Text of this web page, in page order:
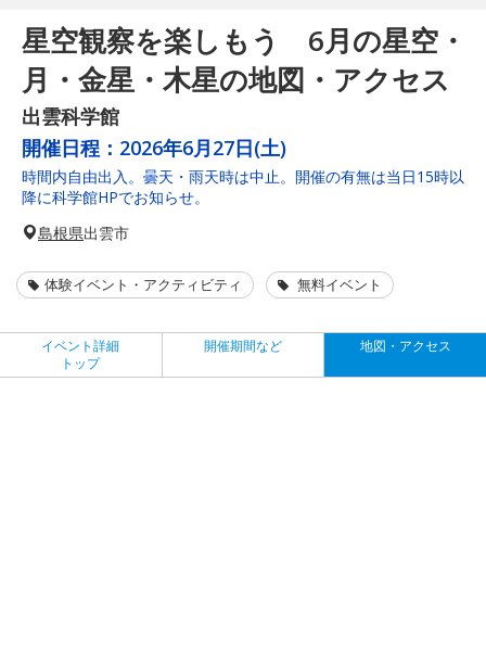
星空観察を楽しもう 6月の星空・
月・金星・木星の地図・アクセス
出雲科学館
開催日程： 2026年6月27日(土)
時間内自由出入。曇天・雨天時は中止。開催の有無は当日15時以
降に科学館HPでお知らせ。
島根県出雲市
体験イベント・アクティビティ 無料イベント
イベント詳細
トップ
開催期間など 地図・アクセス